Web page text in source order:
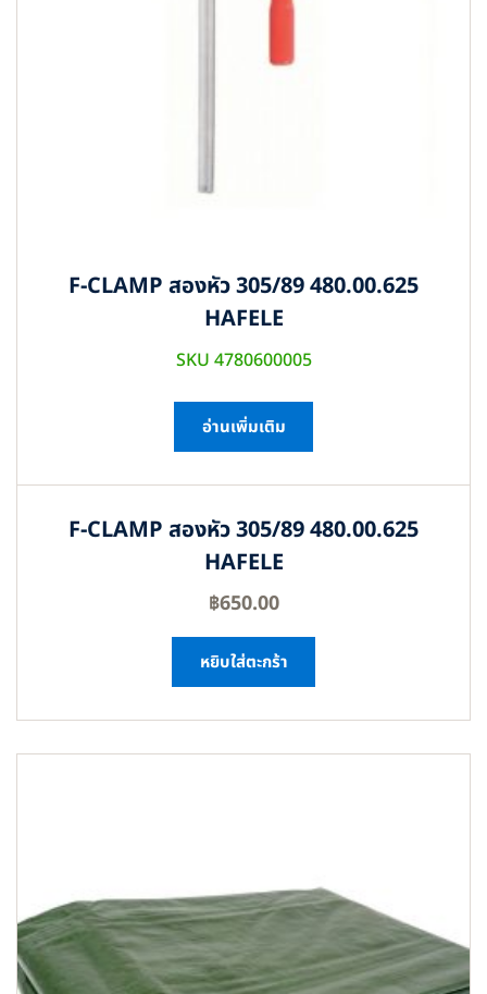
F-CLAMP สองหัว 305/89 480.00.625
HAFELE
SKU 4780600005
อ่านเพิ่มเติม
F-CLAMP สองหัว 305/89 480.00.625
HAFELE
฿650.00
หยิบใส่ตะกร้า